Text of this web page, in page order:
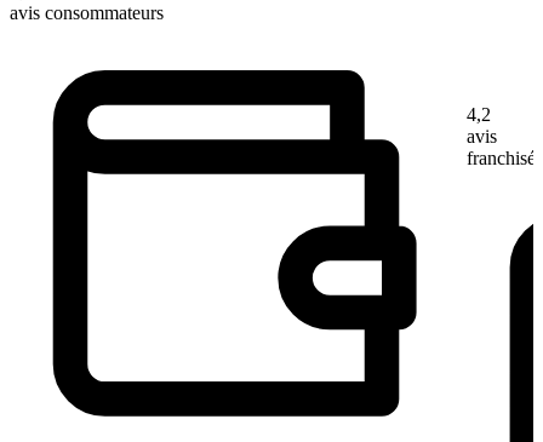
avis consommateurs
4,2
avis
franchisé